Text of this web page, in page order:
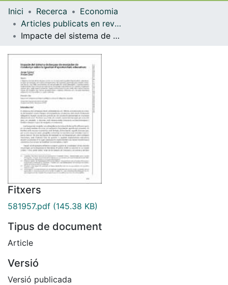
Navega per tot el DD
Inici Recerca
Economia
Articles publicats en revistes (Economia)
Impacte del sistema de beques de menjador de Catalunya sobre la igualtat d'oportunitats educatives
Fitxers
581957.pdf (145.38 KB)
Tipus de document
Article
Versió
Versió publicada